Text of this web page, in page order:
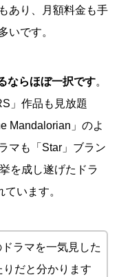
あり、月額料金も手
いです。
ならほぼ一択です。
」作品も見放題
Mandalorian」のよ
マも「Star」ブラン
を成し遂げたドラ
います。
ラマを一気見した
だと分かります